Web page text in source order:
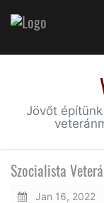
Jövőt
Szocialista
Jan 16, 2022